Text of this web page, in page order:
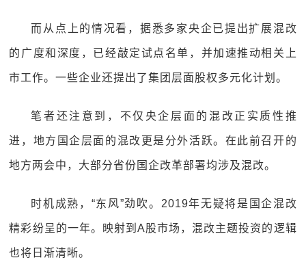
而从点上的情况看，据悉多家央企已提出扩展混改
的广度和深度，已经敲定试点名单，并加速推动相关上
市工作。一些企业还提出了集团层面股权多元化计划。
笔者还注意到，不仅央企层面的混改正实质性推
进，地方国企层面的混改更是分外活跃。在此前召开的
地方两会中，大部分省份国企改革部署均涉及混改。
时机成熟，“东风”劲吹。2019年无疑将是国企混改
精彩纷呈的一年。映射到A股市场，混改主题投资的逻辑
也将日渐清晰。